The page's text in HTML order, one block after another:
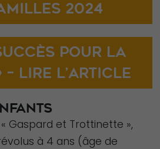
2024
pour la
– Lire l’article
Gaspard et Trottinette »,
à 4 ans (âge de